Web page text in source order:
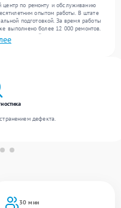
по ремонту и обслуживанию
опытом работы. В штате
подготовкой. За время работы
выполнено более 12 000 ремонтов.
300 устройств, включая , , . Мы
обеспечиваем надежный результат
30 мин
дефекта.